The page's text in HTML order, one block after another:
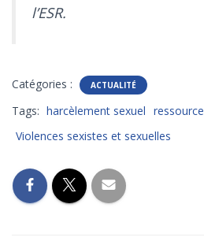
l’ESR.
Catégories : ACTUALITÉ
Tags: harcèlement sexuel ressource
Violences sexistes et sexuelles